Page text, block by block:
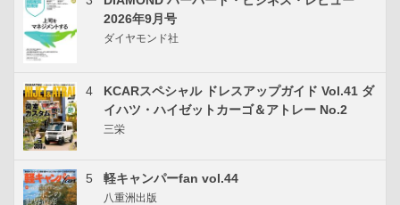
2026年9月号
ダイヤモンド社
4
KCARスペシャル ドレスアップガイド Vol.41 ダ
イハツ・ハイゼットカーゴ＆アトレー No.2
三栄
5 軽キャンパーfan vol.44
八重洲出版